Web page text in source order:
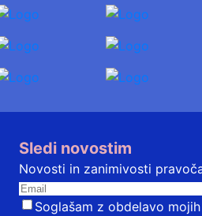
Sledi novostim
Novosti in zanimivosti
Soglašam z obdelavo